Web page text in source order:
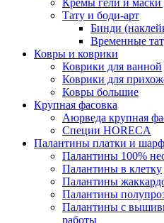
Кремы гели и маски
Тату и боди-арт
Бинди
Временные
Ковры и коврики
Коврики для ванной
Коврики для
Ковры большие
Крупная фасовка
Аюрведа крупная
Специи HORECA
Палантины платки и
Палантины 100%
Палантины в клетку
Палантины
Палантины
Палантины с
работы